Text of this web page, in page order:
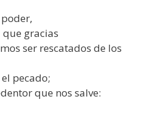
que gracias
ser rescatados de los
pecado;
que nos salve: